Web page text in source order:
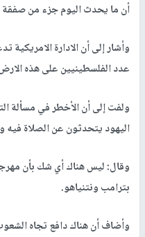
أن ما يحدث اليوم جزء من صفقة
وأشار إلى أن الادارة
عدد الفلسطينيين على هذه
ولفت إلى أن الأخطر في مسألة
اليهود يتحدثون عن الصلاة فيه
وقال: ليس هناك أي شك بأن
بترامب ونتنياهو.
وأضاف أن هناك دافع تجاه